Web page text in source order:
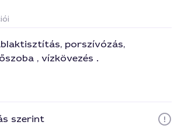
porszívózás,
, vízkövezés .
szerint